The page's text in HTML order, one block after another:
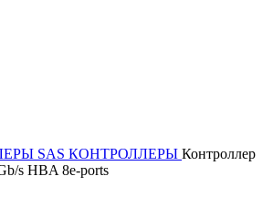
SAS КОНТРОЛЛЕРЫ Контроллер
s HBA 8e-ports